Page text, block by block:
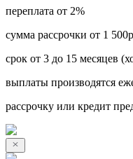
переплата от 2%
сумма рассрочки от 1
срок от 3 до 15 месяцев
выплаты производятся
рассрочку или кредит